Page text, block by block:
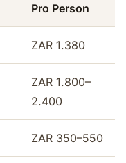
Pro Person
ZAR 1.380
ZAR 1.800–
2.400
ZAR 350–550